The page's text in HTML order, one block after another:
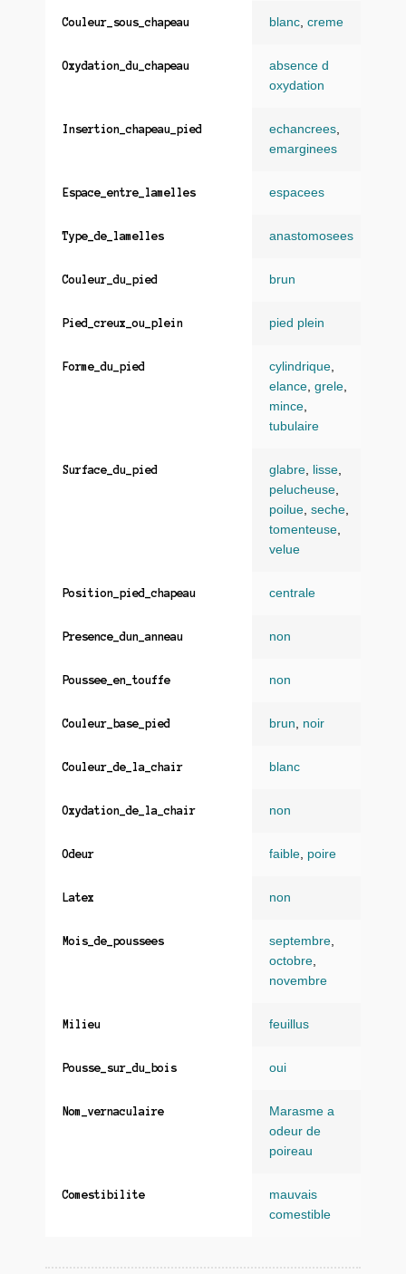
Couleur_sous_chapeau blanc, creme
Oxydation_du_chapeau
absence d
oxydation
Insertion_chapeau_pied echancrees,
emarginees
Espace_entre_lamelles espacees
Type_de_lamelles anastomosees
Couleur_du_pied brun
Pied_creux_ou_plein pied plein
Forme_du_pied cylindrique,
elance, grele,
mince,
tubulaire
Surface_du_pied glabre, lisse,
pelucheuse,
poilue, seche,
tomenteuse,
velue
Position_pied_chapeau centrale
Presence_dun_anneau non
Poussee_en_touffe non
Couleur_base_pied brun, noir
Couleur_de_la_chair blanc
Oxydation_de_la_chair non
Odeur faible, poire
Latex non
Mois_de_poussees septembre,
octobre,
novembre
Milieu feuillus
Pousse_sur_du_bois oui
Nom_vernaculaire
Marasme a
odeur de
poireau
Comestibilite
mauvais
comestible